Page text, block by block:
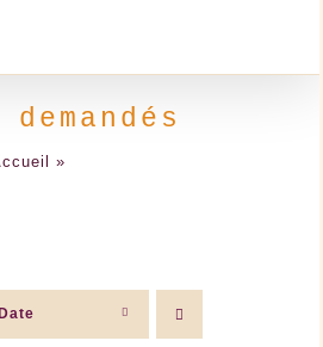
demandés
»
Date